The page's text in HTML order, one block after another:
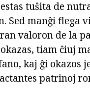
tuŝita de
Sed manĝi flega
valoron de la
tiam ĉiuj
kaj ĝi okazos
patrinoj